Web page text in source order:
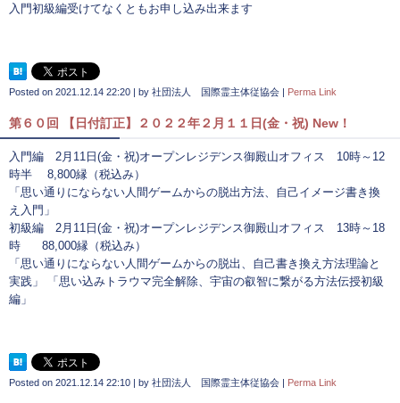
入門初級編受けてなくともお申し込み出来ます
Posted on 2021.12.14 22:20 | by 社団法人 国際霊主体従協会 | Perma Link
第６０回 【日付訂正】２０２２年２月１１日(金・祝) New！
入門編 2月11日(金・祝)オープンレジデンス御殿山オフィス 10時～12
時半 8,800縁（税込み）
「思い通りにならない人間ゲームからの脱出方法、自己イメージ書き換
え入門」
初級編 2月11日(金・祝)オープンレジデンス御殿山オフィス 13時～18
時 88,000縁（税込み）
「思い通りにならない人間ゲームからの脱出、自己書き換え方法理論と
実践」 「思い込みトラウマ完全解除、宇宙の叡智に繋がる方法伝授初級
編」
Posted on 2021.12.14 22:10 | by 社団法人 国際霊主体従協会 | Perma Link